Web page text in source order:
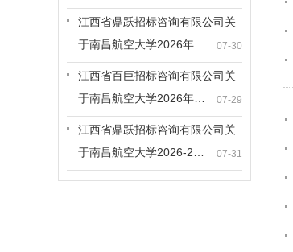
07-30
江西省鼎跃招标咨询有限公司关
于南昌航空大学2026年…
07-29
江西省百巨招标咨询有限公司关
于南昌航空大学2026年…
07-31
江西省鼎跃招标咨询有限公司关
于南昌航空大学2026-2…